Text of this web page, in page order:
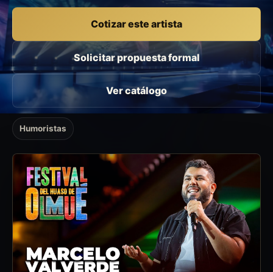
Cotizar este artista
Solicitar propuesta formal
Ver catálogo
Humoristas